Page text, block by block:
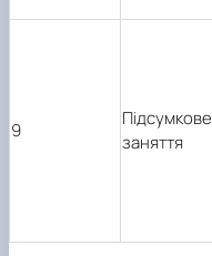
9
Підсумкове
заняття